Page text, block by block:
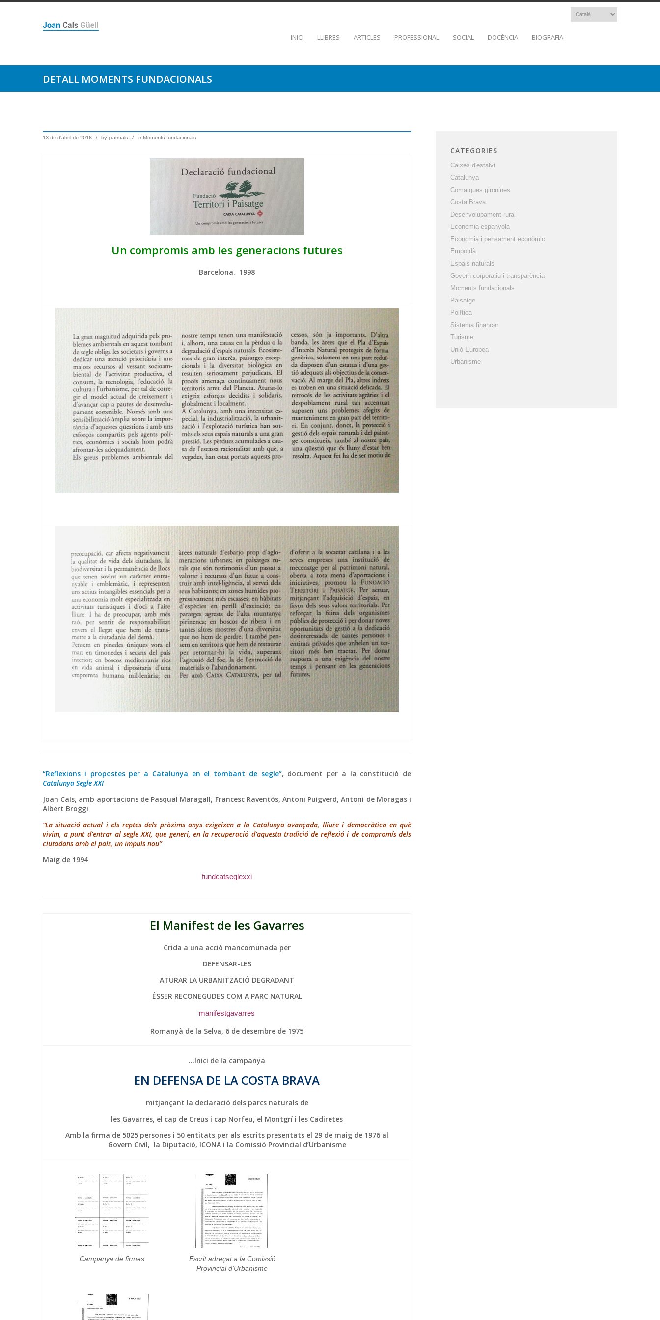
INICI LLIBRES ARTICLES PROFESSIONAL SOCIAL DOCÈNCIA BIOGRAFIA
DETALL MOMENTS FUNDACIONALS
13 de d'abril de 2016 / by joancals / in Moments fundacionals
Un compromís amb les generacions futures
Barcelona, 1998
“Reflexions i propostes per a Catalunya en el tombant de segle”, document per a la constitució de
Catalunya Segle XXI
Joan Cals, amb aportacions de Pasqual Maragall, Francesc Raventós, Antoni Puigverd, Antoni de Moragas i
Albert Broggi
“La situació actual i els reptes dels pròxims anys exigeixen a la Catalunya avançada, lliure i democràtica en què
vivim, a punt d’entrar al segle XXI, que generi, en la recuperació d’aquesta tradició de reflexió i de compromís dels
ciutadans amb el país, un impuls nou”
Maig de 1994
fundcatseglexxi
El Manifest de les Gavarres
Crida a una acció mancomunada per
DEFENSAR-LES
ATURAR LA URBANITZACIÓ DEGRADANT
ÉSSER RECONEGUDES COM A PARC NATURAL
manifestgavarres
Romanyà de la Selva, 6 de desembre de 1975
…Inici de la campanya
EN DEFENSA DE LA COSTA BRAVA
mitjançant la declaració dels parcs naturals de
les Gavarres, el cap de Creus i cap Norfeu, el Montgrí i les Cadiretes
Amb la firma de 5025 persones i 50 entitats per als escrits presentats el 29 de maig de 1976 al
Govern Civil, la Diputació, ICONA i la Comissió Provincial d’Urbanisme
Campanya de firmes
Escrit adreçat a la Comissió
Provincial d’Urbanisme
CATEGORIES
Caixes d'estalvi
Catalunya
Comarques gironines
Costa Brava
Desenvolupament rural
Economia espanyola
Economia i pensament econòmic
Empordà
Espais naturals
Govern corporatiu i transparència
Moments fundacionals
Paisatge
Política
Sistema financer
Turisme
Unió Europea
Urbanisme